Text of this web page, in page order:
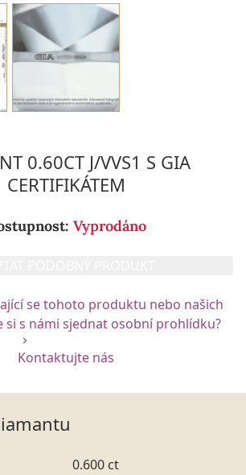
0.60CT J/VVS1 S GIA
CERTIFIKÁTEM
Vyprodáno
se tohoto produktu nebo našich
si s námi sjednat osobní prohlídku?
Kontaktujte nás
0.600 ct